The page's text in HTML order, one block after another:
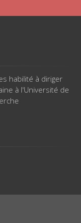
habilité à diriger
à l'Université de